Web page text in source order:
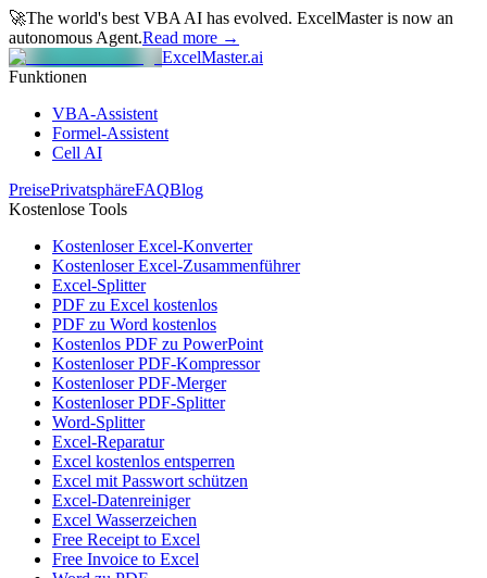
🚀The world's best VBA AI has evolved. ExcelMaster is now an
autonomous Agent.Read more →
ExcelMaster.ai
Funktionen
VBA-Assistent
Formel-Assistent
Cell AI
PreisePrivatsphäreFAQBlog
Kostenlose Tools
Kostenloser Excel-Konverter
Kostenloser Excel-Zusammenführer
Excel-Splitter
PDF zu Excel kostenlos
PDF zu Word kostenlos
Kostenlos PDF zu PowerPoint
Kostenloser PDF-Kompressor
Kostenloser PDF-Merger
Kostenloser PDF-Splitter
Word-Splitter
Excel-Reparatur
Excel kostenlos entsperren
Excel mit Passwort schützen
Excel-Datenreiniger
Excel Wasserzeichen
Free Receipt to Excel
Free Invoice to Excel